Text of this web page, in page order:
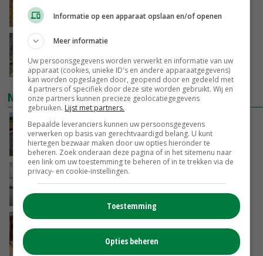
GISTEREN, 15:29
Emmeloord noteert eerste zaaiuien op
maximaal 20 euro
GISTEREN, 14:59
NIEUWSTE VIDEO'S
Droogte veroorzaakt steeds meer problemen:
‘Bassin afgelopen week al leeg’
GISTEREN, 14:06
Koeien van enige drijvende boerderij ter
wereld zijn te koop
Danique in Canada: ‘Superveel schik gehad
Informatie op een apparaat opslaan en/of openen
Meer informatie
Uw persoonsgegevens worden verwerkt en informatie van uw
apparaat (cookies, unieke ID's en andere apparaatgegevens)
kan worden opgeslagen door, geopend door en gedeeld met
4 partners of specifiek door deze site worden gebruikt. Wij en
onze partners kunnen precieze geolocatiegegevens
gebruiken. Lijst met partners.
Bepaalde leveranciers kunnen uw persoonsgegevens
verwerken op basis van gerechtvaardigd belang. U kunt
hiertegen bezwaar maken door uw opties hieronder te
beheren. Zoek onderaan deze pagina of in het sitemenu naar
een link om uw toestemming te beheren of in te trekken via de
privacy- en cookie-instellingen.
Toestemming
Opties beheren